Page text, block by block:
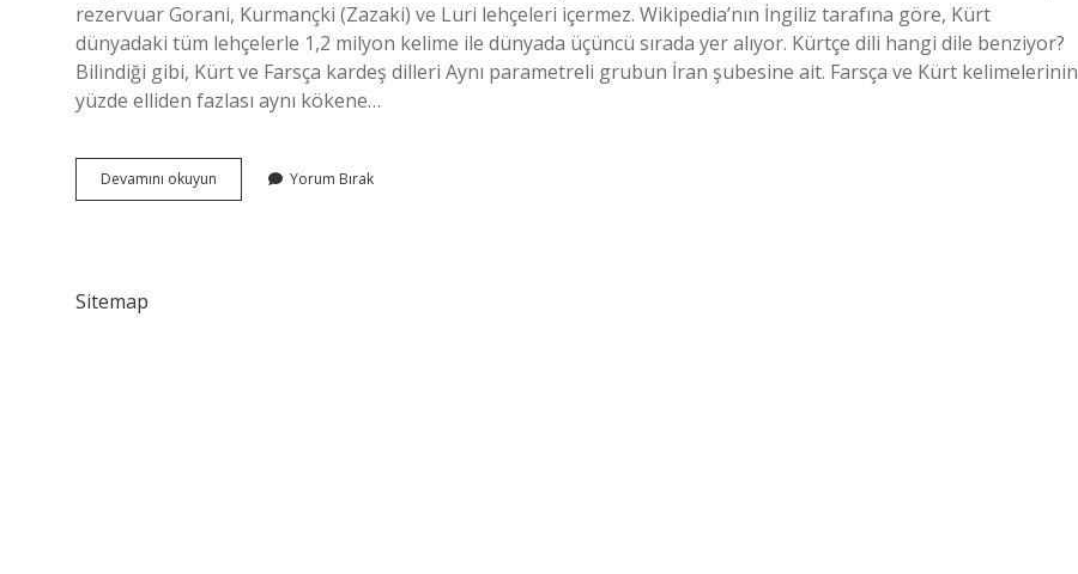
rezervuar Gorani, Kurmançki (Zazaki) ve Luri lehçeleri içermez. Wikipedia’nın İngiliz tarafına göre, Kürt
dünyadaki tüm lehçelerle 1,2 milyon kelime ile dünyada üçüncü sırada yer alıyor. Kürtçe dili hangi dile benziyor?
Bilindiği gibi, Kürt ve Farsça kardeş dilleri Aynı parametreli grubun İran şubesine ait. Farsça ve Kürt kelimelerinin
yüzde elliden fazlası aynı kökene…
Devamını okuyun
Zor
Yorum Bırak
Sitemap